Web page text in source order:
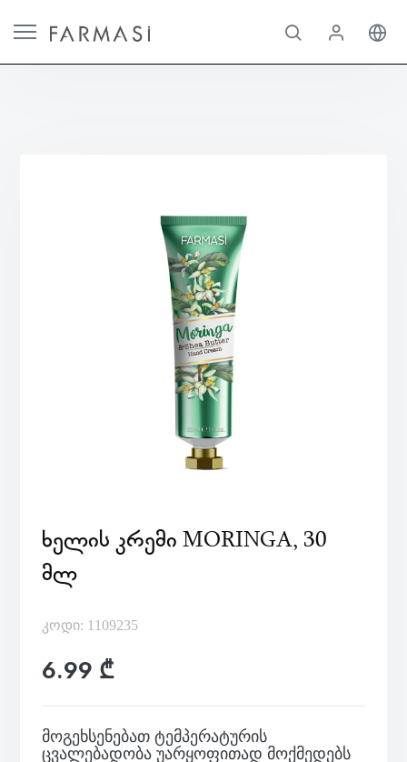
ᲮᲔᲚᲘᲡ ᲙᲠᲔᲛᲘ MORINGA, 30
ᲛᲚ
კოდი: 1109235
6.99 ₾
მოგეხსენებათ ტემპერატურის
ცვალებადობა უარყოფითად მოქმედებს